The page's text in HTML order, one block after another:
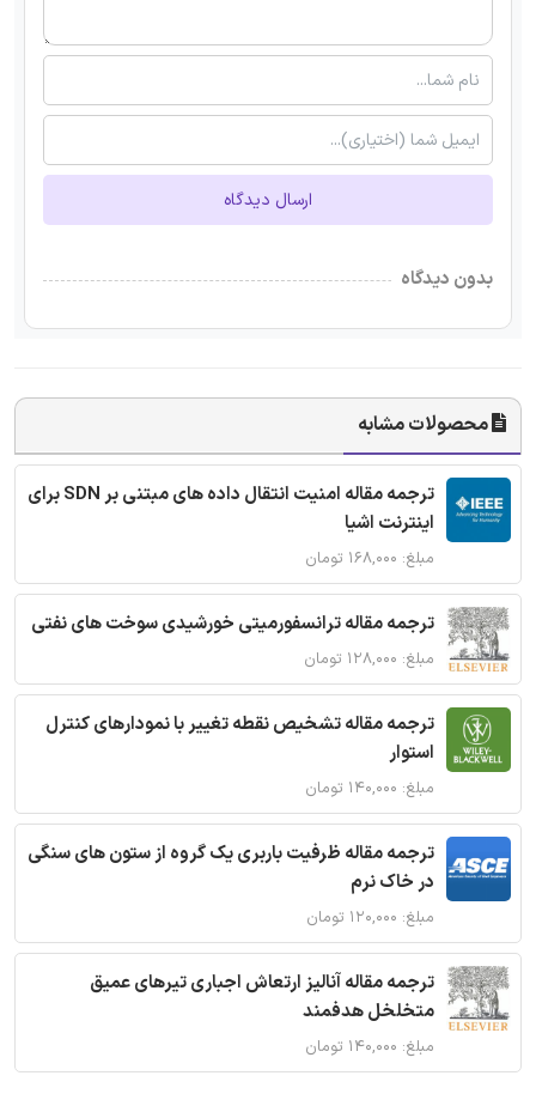
ارسال دیدگاه
بدون دیدگاه
محصولات مشابه
ترجمه مقاله امنیت انتقال داده های مبتنی بر SDN برای
اینترنت اشیا
مبلغ: ۱۶۸,۰۰۰ تومان
ترجمه مقاله ترانسفورمیتی خورشیدی سوخت های نفتی
مبلغ: ۱۲۸,۰۰۰ تومان
ترجمه مقاله تشخیص نقطه تغییر با نمودارهای کنترل
استوار
مبلغ: ۱۴۰,۰۰۰ تومان
ترجمه مقاله ظرفیت باربری یک گروه از ستون های سنگی
در خاک نرم
مبلغ: ۱۲۰,۰۰۰ تومان
ترجمه مقاله آنالیز ارتعاش اجباری تیرهای عمیق
متخلخل هدفمند
مبلغ: ۱۴۰,۰۰۰ تومان